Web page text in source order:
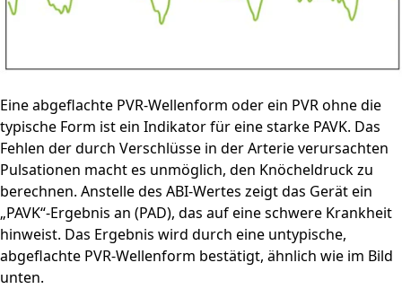
Eine abgeflachte PVR-Wellenform oder ein PVR ohne die
typische Form ist ein Indikator für eine starke PAVK. Das
Fehlen der durch Verschlüsse in der Arterie verursachten
Pulsationen macht es unmöglich, den Knöcheldruck zu
berechnen. Anstelle des ABI-Wertes zeigt das Gerät ein
„PAVK“-Ergebnis an (PAD), das auf eine schwere Krankheit
hinweist. Das Ergebnis wird durch eine untypische,
abgeflachte PVR-Wellenform bestätigt, ähnlich wie im Bild
unten.